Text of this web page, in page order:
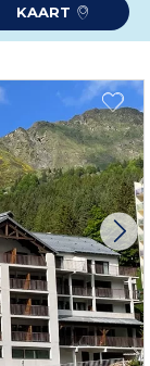
Eén ding is
KAART